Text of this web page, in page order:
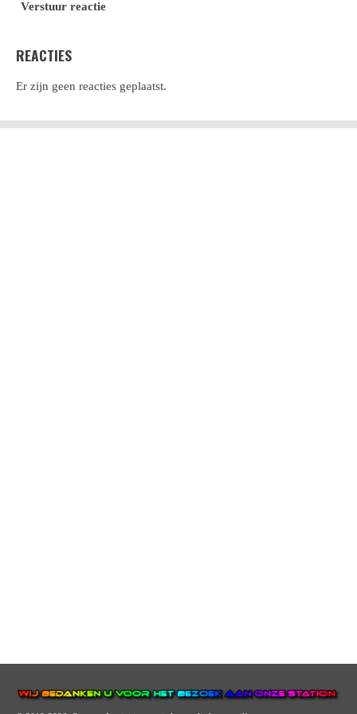
Verstuur reactie
REACTIES
Er zijn geen reacties geplaatst.